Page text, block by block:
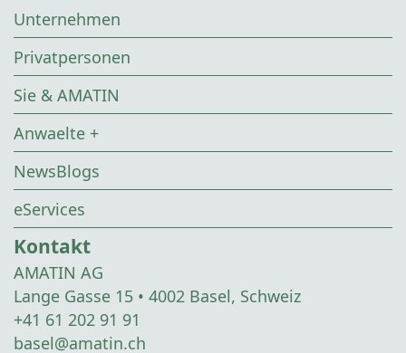
Unternehmen
Privatpersonen
Sie & AMATIN
Anwaelte +
NewsBlogs
eServices
Kontakt
AMATIN AG
Lange Gasse 15 • 4002 Basel, Schweiz
+41 61 202 91 91
basel@amatin.ch